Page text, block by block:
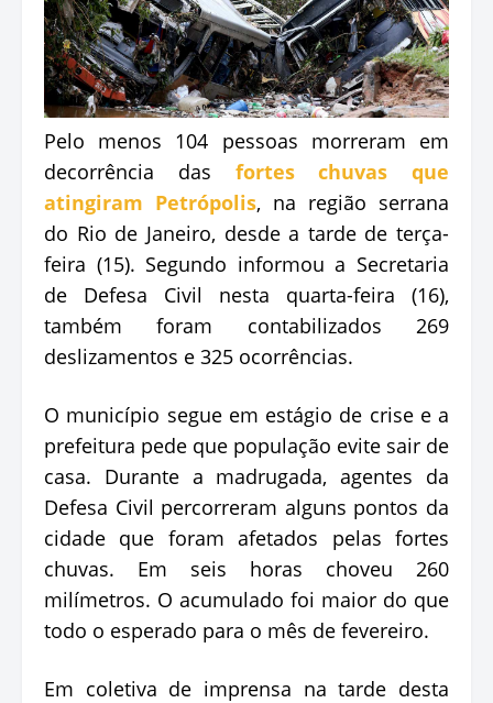
Pelo menos 104 pessoas morreram em
decorrência das fortes chuvas que
atingiram Petrópolis, na região serrana
do Rio de Janeiro, desde a tarde de terça-
feira (15). Segundo informou a Secretaria
de Defesa Civil nesta quarta-feira (16),
também foram contabilizados 269
deslizamentos e 325 ocorrências.
O município segue em estágio de crise e a
prefeitura pede que população evite sair de
casa. Durante a madrugada, agentes da
Defesa Civil percorreram alguns pontos da
cidade que foram afetados pelas fortes
chuvas. Em seis horas choveu 260
milímetros. O acumulado foi maior do que
todo o esperado para o mês de fevereiro.
Em coletiva de imprensa na tarde desta